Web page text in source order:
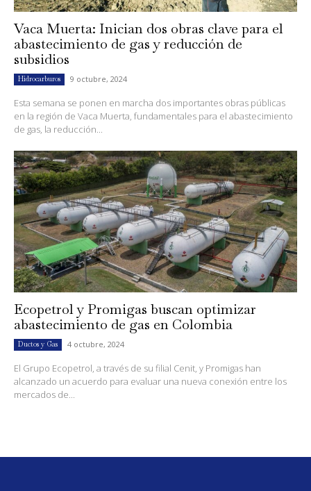
Vaca Muerta: Inician dos obras clave para el
abastecimiento de gas y reducción de
subsidios
Hidrocarburos 9 octubre, 2024
Esta semana se ponen en marcha dos importantes obras públicas
en la región de Vaca Muerta, fundamentales para el abastecimiento
de gas, la reducción...
Ecopetrol y Promigas buscan optimizar
abastecimiento de gas en Colombia
Ductos y Gas 4 octubre, 2024
El Grupo Ecopetrol, a través de su filial Cenit, y Promigas han
alcanzado un acuerdo para evaluar una nueva conexión entre los
mercados de...